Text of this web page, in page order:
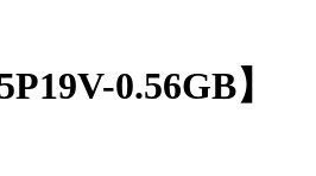
0.56GB】